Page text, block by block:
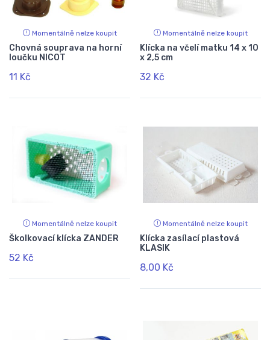
Momentálně nelze koupit
Chovná souprava na horní
loučku NICOT
11 Kč
Momentálně nelze koupit
Klícka na včelí matku 14 x 10
x 2,5 cm
32 Kč
Momentálně nelze koupit
Školkovací klícka ZANDER
52 Kč
Momentálně nelze koupit
Klícka zasílací plastová
KLASIK
8,00 Kč